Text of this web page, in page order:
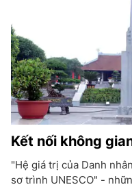
Kết nối không
"Hệ giá trị của Danh
sơ trình UNESCO" -